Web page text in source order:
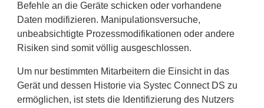
Befehle an die Geräte schicken oder vorhandene
Daten modifizieren. Manipulationsversuche,
unbeabsichtigte Prozessmodifikationen oder andere
Risiken sind somit völlig ausgeschlossen.
Um nur bestimmten Mitarbeitern die Einsicht in das
Gerät und dessen Historie via Systec Connect DS zu
ermöglichen, ist stets die Identifizierung des Nutzers